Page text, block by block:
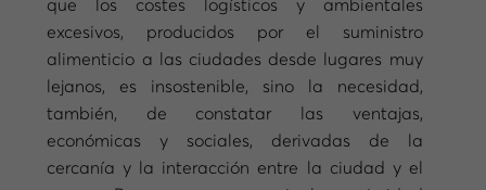
que los costes logísticos y ambientales
excesivos, producidos por el suministro
alimenticio a las ciudades desde lugares muy
lejanos, es insostenible, sino la necesidad,
también, de constatar las ventajas,
económicas y sociales, derivadas de la
cercanía y la interacción entre la ciudad y el